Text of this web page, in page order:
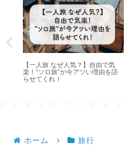
【一人旅 なぜ人気？】自由で気
楽！“ソロ旅”が今アツい理由を語
らせてくれ！
ホーム 旅行